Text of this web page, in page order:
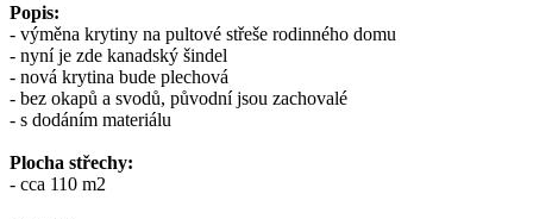
Popis:
- výměna krytiny na pultové střeše rodinného domu
- nyní je zde kanadský šindel
- nová krytina bude plechová
- bez okapů a svodů, původní jsou zachovalé
- s dodáním materiálu
Plocha střechy:
- cca 110 m2